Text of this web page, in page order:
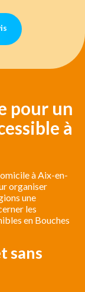
pour un
à
à Aix-en-
organiser
une
les
en Bouches
sans